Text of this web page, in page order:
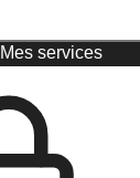
Mes services